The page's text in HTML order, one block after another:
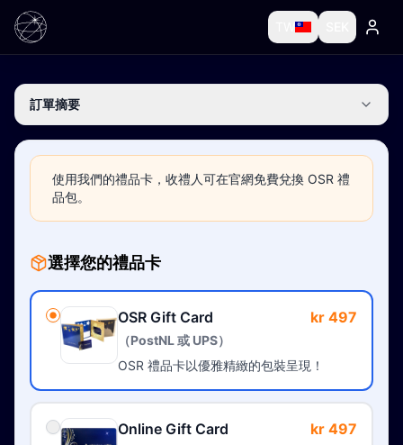
訂單摘要
使用我們的禮品卡，收禮人可在官網免費兌換 OSR 禮
品包。
選擇您的禮品卡
OSR Gift Card kr 497
（PostNL 或 UPS）
OSR 禮品卡以優雅精緻的包裝呈現！
Online Gift Card kr 497